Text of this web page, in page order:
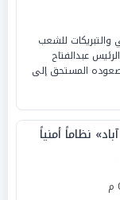
والتبريكات للشعب
عبدالفتاح
المستحق إلى
نظاماً أمنياً